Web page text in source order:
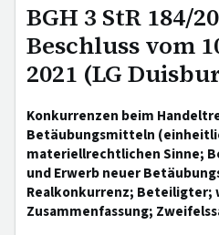
BGH 3 StR 184/
Beschluss vom
2021 (LG
Konkurrenzen beim
Betäubungsmitteln
materiellrechtlichen Sinne;
und Erwerb neuer
Realkonkurrenz; Beteiligter;
Zusammenfassung;